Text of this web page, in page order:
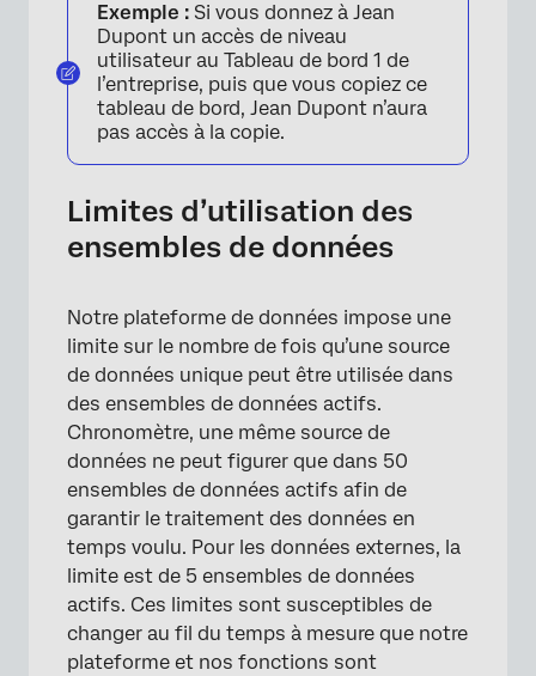
Exemple : Si vous donnez à Jean
Dupont un accès de niveau
utilisateur au Tableau de bord 1 de
l’entreprise, puis que vous copiez ce
tableau de bord, Jean Dupont n’aura
pas accès à la copie.
Limites d’utilisation des
ensembles de données
Notre plateforme de données impose une
limite sur le nombre de fois qu’une source
de données unique peut être utilisée dans
des ensembles de données actifs.
Chronomètre, une même source de
données ne peut figurer que dans 50
ensembles de données actifs afin de
garantir le traitement des données en
temps voulu. Pour les données externes, la
limite est de 5 ensembles de données
actifs. Ces limites sont susceptibles de
changer au fil du temps à mesure que notre
plateforme et nos fonctions sont